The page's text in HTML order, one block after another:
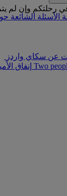
الأسئلة الشائعة
عن سكاي واردز
Two إنفاق